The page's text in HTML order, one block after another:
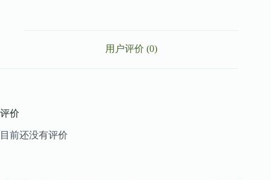
用户评价 (0)
评价
目前还没有评价